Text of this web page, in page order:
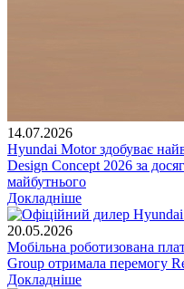
14.07.2026
Hyundai Motor здобуває
Design Concept 2026 за
майбутнього
Докладніше
20.05.2026
Мобільна роботизована
Group отримала перемогу
Докладніше